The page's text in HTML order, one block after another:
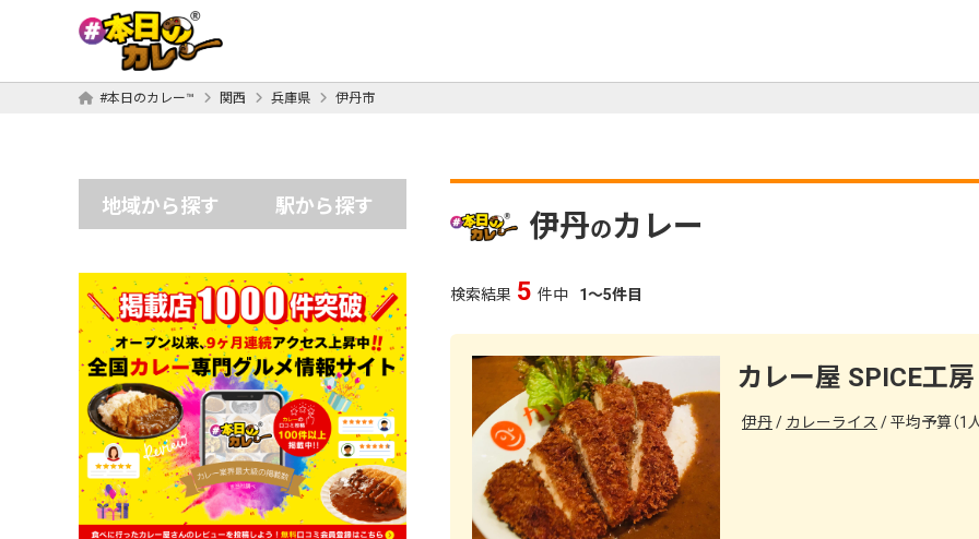
#本日のカレー™ 関西 兵庫県 伊丹市
地域から探す 駅から探す
伊丹のカレー
検索結果 5 件中 1～5件目
カレー屋 SPICE工房
伊丹 カレーライス 平均予算（1